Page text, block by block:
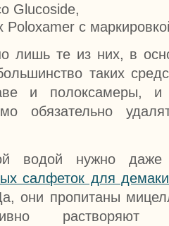
Glucoside,
Poloxamer с
лишь те из них, в
таких
и полоксамеры, и
обязательно
водой нужно даже
салфеток для
они пропитаны
растворяют